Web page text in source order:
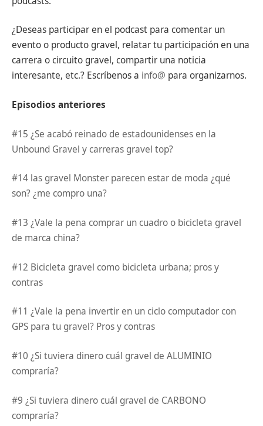
¿Deseas participar en el podcast para comentar un
evento o producto gravel, relatar tu participación en una
carrera o circuito gravel, compartir una noticia
interesante, etc.? Escríbenos a info@ para organizarnos.
Episodios anteriores
#15 ¿Se acabó reinado de estadounidenses en la
Unbound Gravel y carreras gravel top?
#14 las gravel Monster parecen estar de moda ¿qué
son? ¿me compro una?
#13 ¿Vale la pena comprar un cuadro o bicicleta gravel
de marca china?
#12 Bicicleta gravel como bicicleta urbana; pros y
contras
#11 ¿Vale la pena invertir en un ciclo computador con
GPS para tu gravel? Pros y contras
#10 ¿Si tuviera dinero cuál gravel de ALUMINIO
compraría?
#9 ¿Si tuviera dinero cuál gravel de CARBONO
compraría?